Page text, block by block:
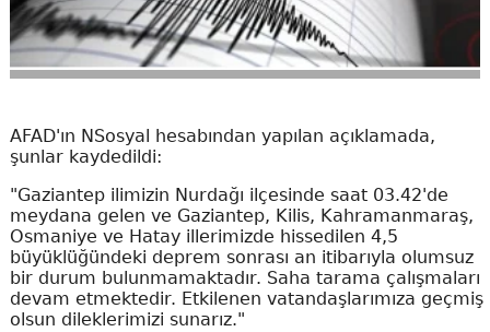
AFAD'ın NSosyal hesabından yapılan açıklamada,
şunlar kaydedildi:
"Gaziantep ilimizin Nurdağı ilçesinde saat 03.42'de
meydana gelen ve Gaziantep, Kilis, Kahramanmaraş,
Osmaniye ve Hatay illerimizde hissedilen 4,5
büyüklüğündeki deprem sonrası an itibarıyla olumsuz
bir durum bulunmamaktadır. Saha tarama çalışmaları
devam etmektedir. Etkilenen vatandaşlarımıza geçmiş
olsun dileklerimizi sunarız."